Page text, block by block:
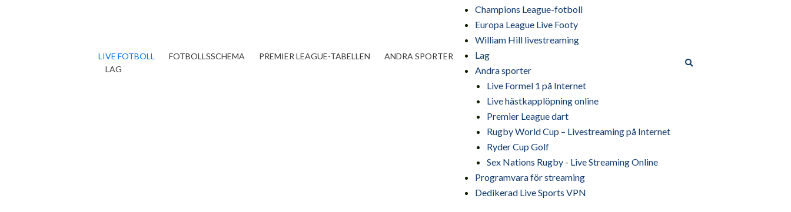
LIVE FOTBOLL FOTBOLLSSCHEMA PREMIER LEAGUE-TABELLEN
ANDRA SPORTER
LAG
Champions League-fotboll
Europa League Live Footy
William Hill livestreaming
Lag
Andra sporter
Live Formel 1 på Internet
Live hästkapplöpning online
Premier League dart
Rugby World Cup – Livestreaming på Internet
Ryder Cup Golf
Sex Nations Rugby - Live Streaming Online
Programvara för streaming
Dedikerad Live Sports VPN